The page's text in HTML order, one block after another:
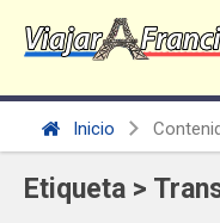
Inicio
Etiqueta >